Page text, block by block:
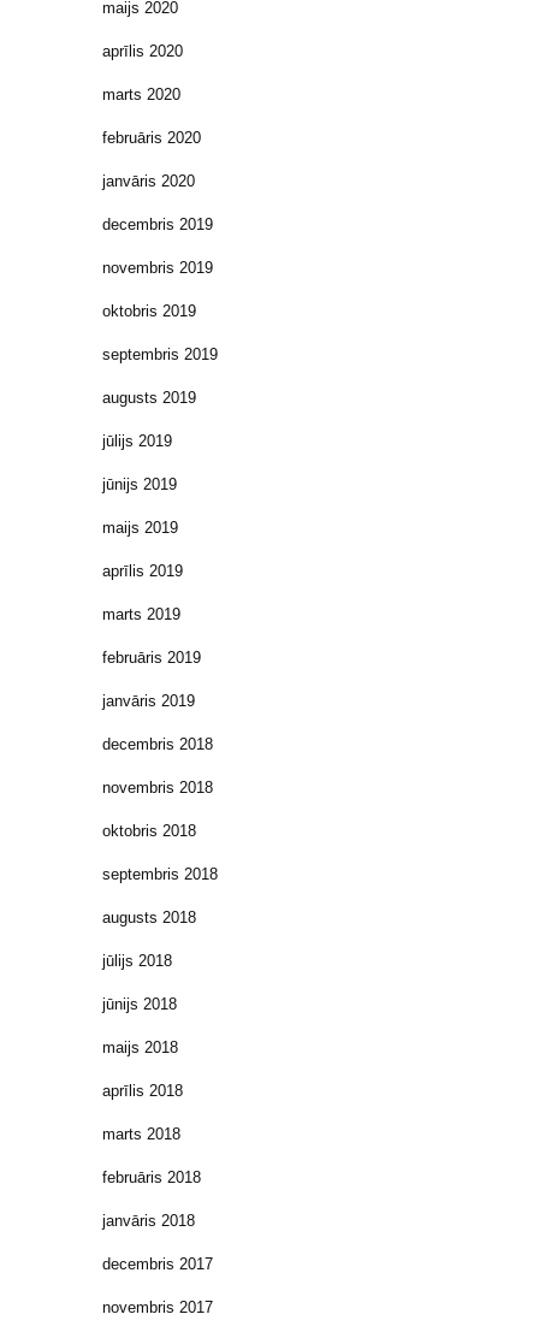
maijs 2020
aprīlis 2020
marts 2020
februāris 2020
janvāris 2020
decembris 2019
novembris 2019
oktobris 2019
septembris 2019
augusts 2019
jūlijs 2019
jūnijs 2019
maijs 2019
aprīlis 2019
marts 2019
februāris 2019
janvāris 2019
decembris 2018
novembris 2018
oktobris 2018
septembris 2018
augusts 2018
jūlijs 2018
jūnijs 2018
maijs 2018
aprīlis 2018
marts 2018
februāris 2018
janvāris 2018
decembris 2017
novembris 2017